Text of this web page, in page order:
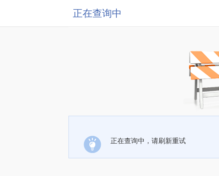
正在查询中
正在查询中，请刷新重试